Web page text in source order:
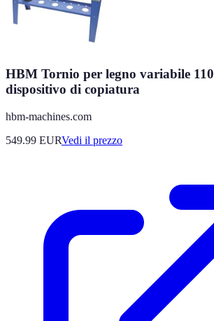
HBM Tornio per legno variabile
dispositivo di copiatura
hbm-machines.com
549.99 EURVedi il prezzo